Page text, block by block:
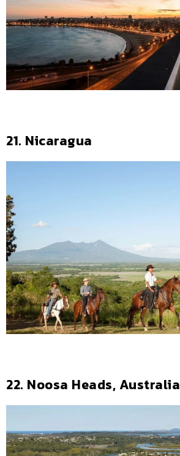
21. Nicaragua
22. Noosa Heads, Australia